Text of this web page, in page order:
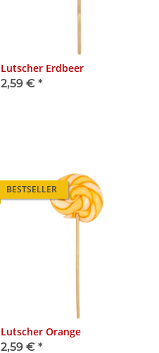
Lutscher Erdbeer
2,59 € *
BESTSELLER
Lutscher Orange
2,59 € *